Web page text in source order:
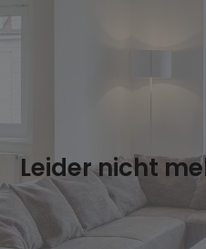
Leider nicht